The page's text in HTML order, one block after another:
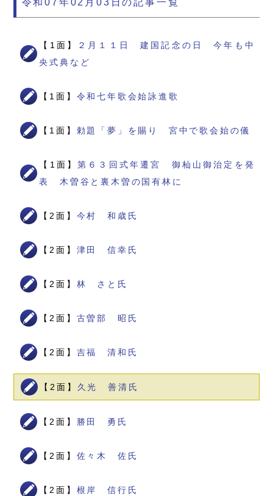
【1面】
２月１１日 建国記念の日 今年も中
央式典など
【1面】 令和七年歌会始詠進歌
【1面】 勅題「夢」を賜り 宮中で歌会始の儀
【1面】第６３回式年遷宮 御杣山御治定を発
表 木曽谷と裏木曽の国有林に
【2面】 今村 和歳氏
【2面】 津田 信幸氏
【2面】 林 さと氏
【2面】 古曽部 昭氏
【2面】 吉福 清和氏
【2面】 久光 善清氏
【2面】 勝田 勇氏
【2面】 佐々木 佐氏
【2面】 根岸 信行氏